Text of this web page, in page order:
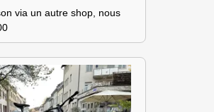
via un autre shop, nous